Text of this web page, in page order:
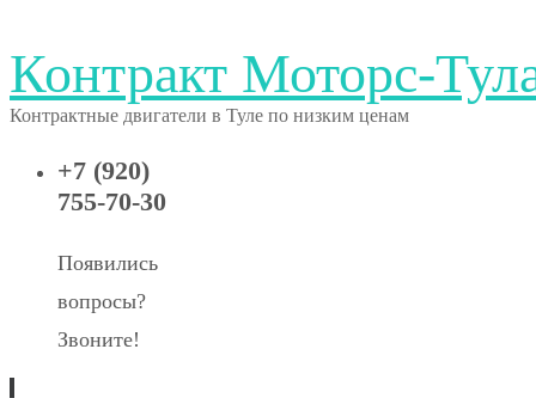
Контракт Моторс-
Контрактные двигатели в Туле по низким ценам
+7 (920)
755-70-30
Появились
вопросы?
Звоните!